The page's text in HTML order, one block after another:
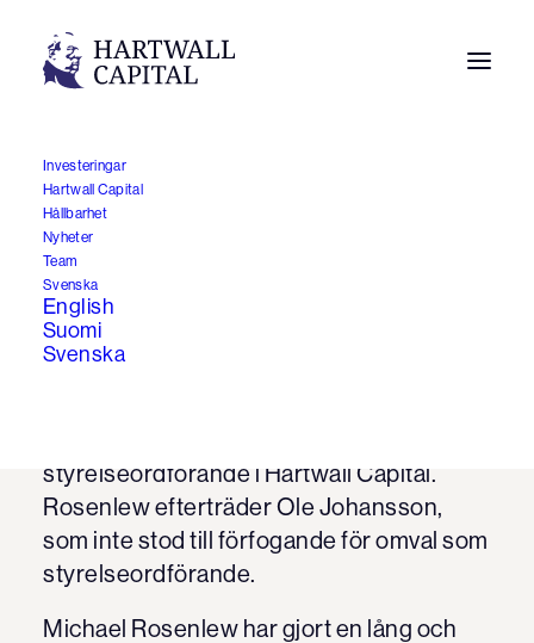
Investeringar
Hartwall Capital
Hållbarhet
Nyheter
Team
Svenska
English
Suomi
Svenska
Michael Rosenlew ny
styrelseordförande i
Hartwall Capital
8.5.2019
styrelseordförande i Hartwall Capital.
Rosenlew efterträder Ole Johansson,
som inte stod till förfogande för omval som
styrelseordförande.
Michael Rosenlew har gjort en lång och